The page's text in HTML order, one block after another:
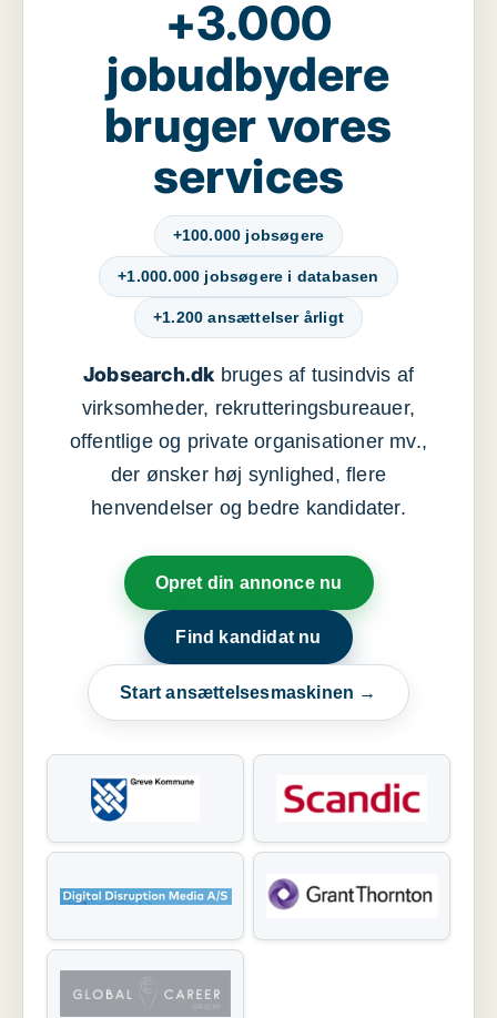
+3.000
jobudbydere
bruger vores
services
+100.000 jobsøgere
+1.000.000 jobsøgere i databasen
+1.200 ansættelser årligt
Jobsearch.dkbruges af tusindvis af
virksomheder, rekrutteringsbureauer,
offentlige og private organisationer mv.,
der ønsker høj synlighed, flere
henvendelser og bedre kandidater.
Opret din annonce nu
Find kandidat nu
Start ansættelsesmaskinen →